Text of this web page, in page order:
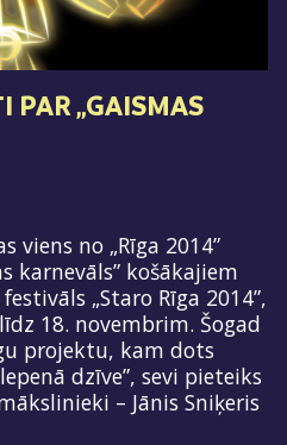
PAR „GAISMAS
viens no „Rīga 2014”
karnevāls” košākajiem
„Staro Rīga 2014”,
18. novembrim. Šogad
projektu, kam dots
dzīve”, sevi pieteiks
– Jānis Sniķeris